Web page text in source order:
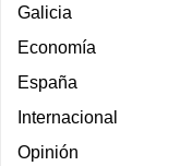
Galicia
Economía
España
Internacional
Opinión